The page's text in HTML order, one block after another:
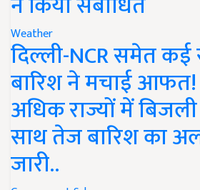
Weather
दिल्ली-NCR समेत कई
बारिश ने मचाई
अधिक राज्यों में
साथ तेज बारिश का
जारी..